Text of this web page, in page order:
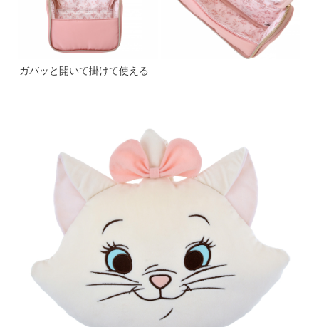
ガバッと開いて掛けて使える